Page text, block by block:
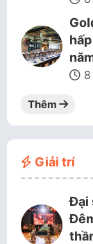
Thêm
Giải trí
Đại